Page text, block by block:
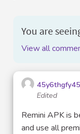
You are
View all
Edited
Remini APK is
and use all